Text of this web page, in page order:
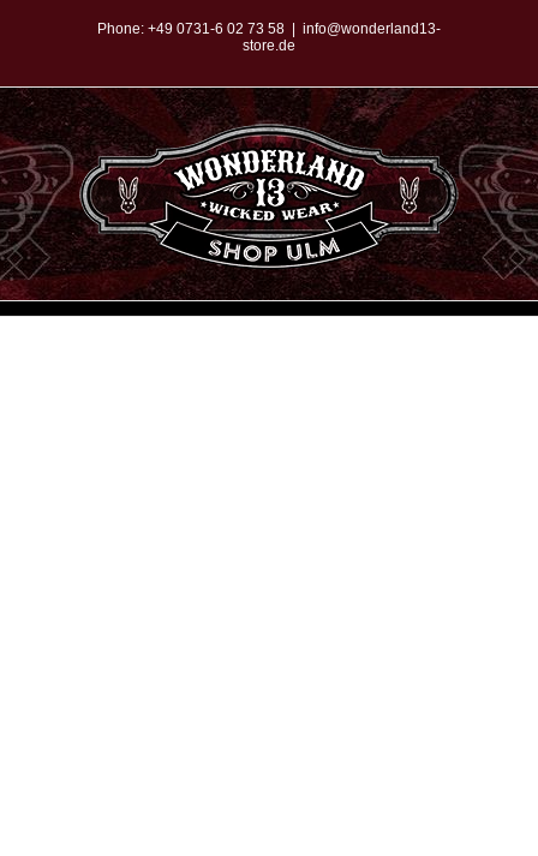
springen
Phone: +49 0731-6 02 73 58
info@wonderland13-
store.de